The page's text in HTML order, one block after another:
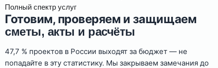
Полный спектр услуг
Готовим, проверяем и защищаем
сметы, акты и расчёты
47,7 % проектов в России выходят за бюджет — не
попадайте в эту статистику. Мы закрываем замечания до